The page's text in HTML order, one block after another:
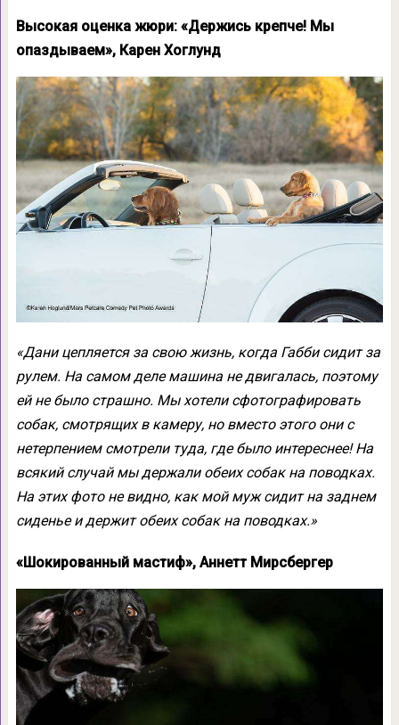
Высокая оценка жюри: «Держись крепче! Мы
опаздываем», Карен Хоглунд
«Дани цепляется за свою жизнь, когда Габби сидит за
рулем. На самом деле машина не двигалась, поэтому
ей не было страшно. Мы хотели сфотографировать
собак, смотрящих в камеру, но вместо этого они с
нетерпением смотрели туда, где было интереснее! На
всякий случай мы держали обеих собак на поводках.
На этих фото не видно, как мой муж сидит на заднем
сиденье и держит обеих собак на поводках.»
«Шокированный мастиф», Аннетт Мирсбергер